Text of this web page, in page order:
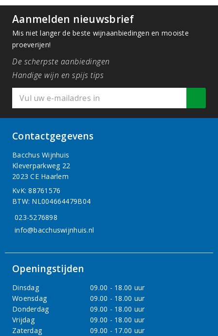
Aanmelden nieuwsbrief
Mis niet langer de beste wijnaanbiedingen en mooiste
proeverijen!
De scherpste aanbiedingen
Handige wijn en spijs tips
Contactgegevens
Bacchus Wijnhuis
Kleverparkweg 22
2023 CE Haarlem
KvK: 88761576
BTW: NL004664479B04
023-5276898
info@bacchuswijnhuis.nl
Openingstijden
Dinsdag
09.00 - 18.00 uur
Woensdag
09.00 - 18.00 uur
Donderdag
09.00 - 18.00 uur
Vrijdag
09.00 - 18.00 uur
Zaterdag
09.00 - 17.00 uur